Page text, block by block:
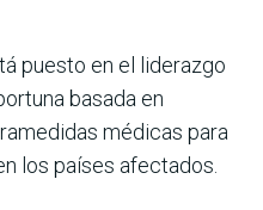
puesto en el liderazgo
basada en
médicas para
los países afectados.